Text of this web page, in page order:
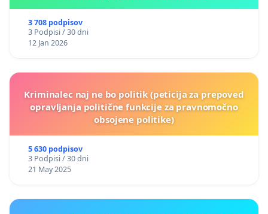
3 708 podpisov
3 Podpisi / 30 dni
12 Jan 2026
Kriminalec naj ne bo politik (peticija za prepoved
opravljanja politične funkcije za pravnomočno
obsojene politike)
5 630 podpisov
3 Podpisi / 30 dni
21 May 2025